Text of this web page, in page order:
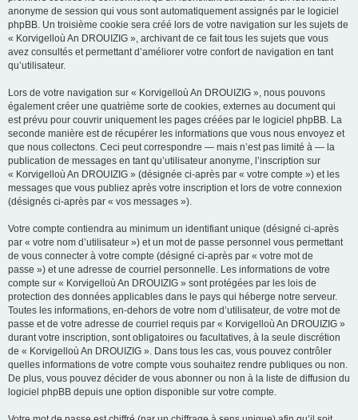
anonyme de session qui vous sont automatiquement assignés par le logiciel
phpBB. Un troisième cookie sera créé lors de votre navigation sur les sujets de
« Korvigelloù An DROUIZIG », archivant de ce fait tous les sujets que vous
avez consultés et permettant d’améliorer votre confort de navigation en tant
qu’utilisateur.
Lors de votre navigation sur « Korvigelloù An DROUIZIG », nous pouvons
également créer une quatrième sorte de cookies, externes au document qui
est prévu pour couvrir uniquement les pages créées par le logiciel phpBB. La
seconde manière est de récupérer les informations que vous nous envoyez et
que nous collectons. Ceci peut correspondre — mais n’est pas limité à — la
publication de messages en tant qu’utilisateur anonyme, l’inscription sur
« Korvigelloù An DROUIZIG » (désignée ci-après par « votre compte ») et les
messages que vous publiez après votre inscription et lors de votre connexion
(désignés ci-après par « vos messages »).
Votre compte contiendra au minimum un identifiant unique (désigné ci-après
par « votre nom d’utilisateur ») et un mot de passe personnel vous permettant
de vous connecter à votre compte (désigné ci-après par « votre mot de
passe ») et une adresse de courriel personnelle. Les informations de votre
compte sur « Korvigelloù An DROUIZIG » sont protégées par les lois de
protection des données applicables dans le pays qui héberge notre serveur.
Toutes les informations, en-dehors de votre nom d’utilisateur, de votre mot de
passe et de votre adresse de courriel requis par « Korvigelloù An DROUIZIG »
durant votre inscription, sont obligatoires ou facultatives, à la seule discrétion
de « Korvigelloù An DROUIZIG ». Dans tous les cas, vous pouvez contrôler
quelles informations de votre compte vous souhaitez rendre publiques ou non.
De plus, vous pouvez décider de vous abonner ou non à la liste de diffusion du
logiciel phpBB depuis une option disponible sur votre compte.